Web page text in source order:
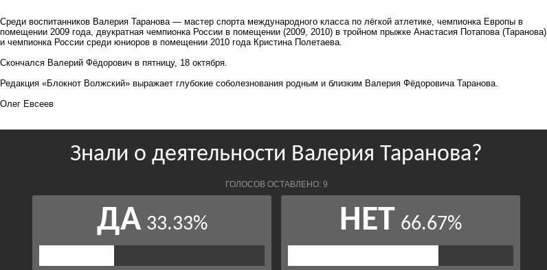
Среди воспитанников Валерия Таранова — мастер спорта международного класса по лёгкой атлетике, чемпионка Европы в
помещении 2009 года, двукратная чемпионка России в помещении (2009, 2010) в тройном прыжке Анастасия Потапова (Таранова)
и чемпионка России среди юниоров в помещении 2010 года Кристина Полетаева.
Скончался Валерий Фёдорович в пятницу, 18 октября.
Редакция «Блокнот Волжский» выражает глубокие соболезнования родным и близким Валерия Фёдоровича Таранова.
Олег Евсеев